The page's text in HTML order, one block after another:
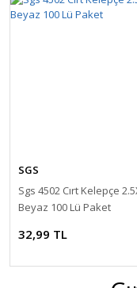
SGS
Sgs 4502 Cırt Kelepçe
Beyaz 100 Lü Paket
32,99 TL